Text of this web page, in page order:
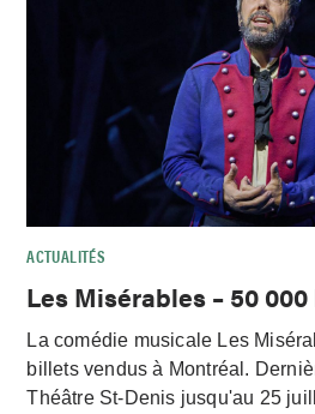
ACTUALITÉS
Les Misérables – 50
La comédie musicale Les
billets vendus à Montréal.
Théâtre St-Denis jusqu'au 25